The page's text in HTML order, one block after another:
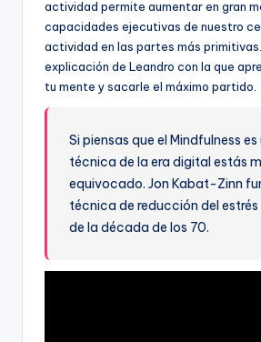
actividad permite aumentar en gran
capacidades ejecutivas de nuestro
actividad en las partes más
explicación de Leandro con la que
tu mente y sacarle el máximo partido.
Si piensas que el Mindfulness es
técnica de la era digital estás
equivocado. Jon Kabat-Zinn
técnica de reducción del estrés
de la década de los 70.